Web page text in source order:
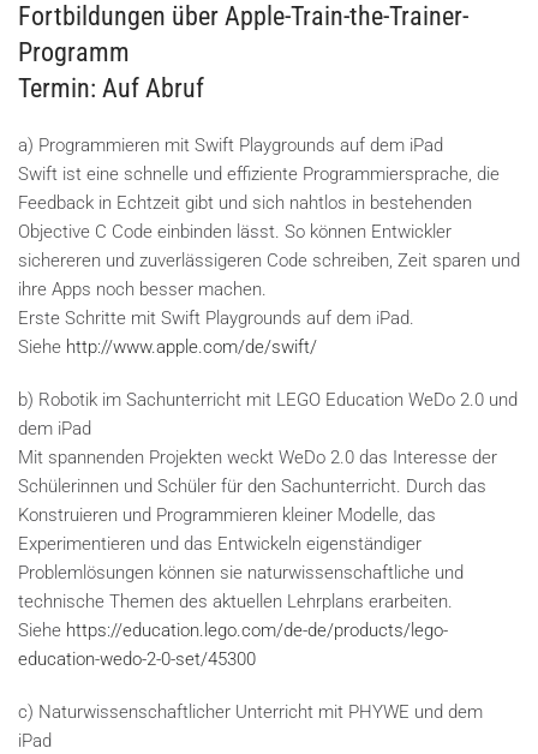
Fortbildungen über Apple-Train-the-Trainer-
Programm
Termin: Auf Abruf
a) Programmieren mit Swift Playgrounds auf dem iPad
Swift ist eine schnelle und effiziente Programmiersprache, die
Feedback in Echtzeit gibt und sich nahtlos in bestehenden
Objective C Code einbinden lässt. So können Entwickler
sichereren und zuverlässigeren Code schreiben, Zeit sparen und
ihre Apps noch besser machen.
Erste Schritte mit Swift Playgrounds auf dem iPad.
Siehe http://www.apple.com/de/swift/
b) Robotik im Sachunterricht mit LEGO Education WeDo 2.0 und
dem iPad
Mit spannenden Projekten weckt WeDo 2.0 das Interesse der
Schülerinnen und Schüler für den Sachunterricht. Durch das
Konstruieren und Programmieren kleiner Modelle, das
Experimentieren und das Entwickeln eigenständiger
Problemlösungen können sie naturwissenschaftliche und
technische Themen des aktuellen Lehrplans erarbeiten.
Siehe https://education.lego.com/de-de/products/lego-
education-wedo-2-0-set/45300
c) Naturwissenschaftlicher Unterricht mit PHYWE und dem
iPad